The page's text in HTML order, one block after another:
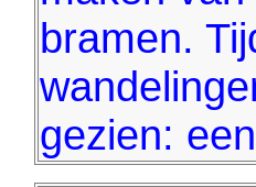
bramen.
gezien: